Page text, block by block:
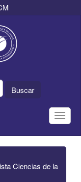
Buscar
Toggle
Ciencias de la